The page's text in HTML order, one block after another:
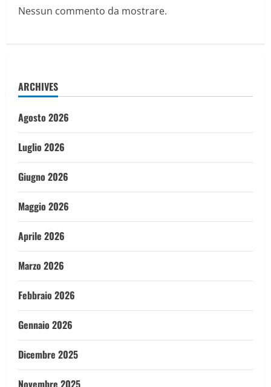
Nessun commento da mostrare.
ARCHIVES
Agosto 2026
Luglio 2026
Giugno 2026
Maggio 2026
Aprile 2026
Marzo 2026
Febbraio 2026
Gennaio 2026
Dicembre 2025
Novembre 2025